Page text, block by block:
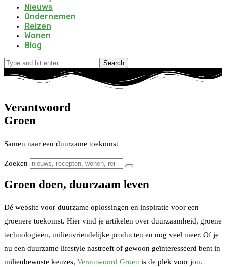
Nieuws
Ondernemen
Reizen
Wonen
Blog
Search
Verantwoord
Groen
Samen naar een duurzame toekomst
Zoeken
Groen doen, duurzaam leven
Dé website voor duurzame oplossingen en inspiratie voor een
groenere toekomst. Hier vind je artikelen over duurzaamheid, groene
technologieën, milieuvriendelijke producten en nog veel meer. Of je
nu een duurzame lifestyle nastreeft of gewoon geïnteresseerd bent in
milieubewuste keuzes, Verantwoord Groen is de plek voor jou.